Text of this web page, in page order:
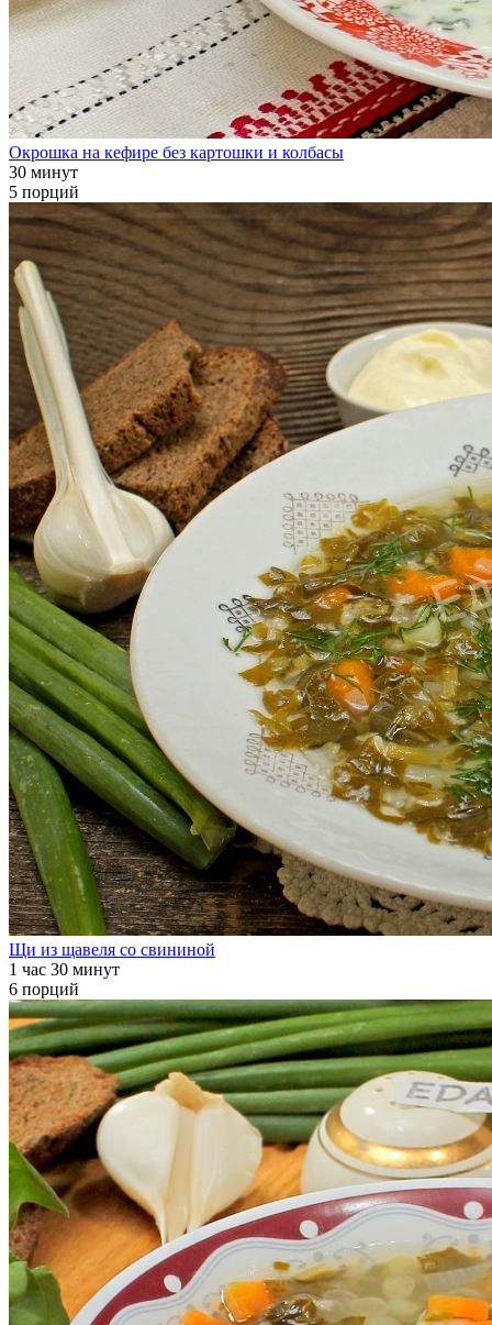
Окрошка на кефире без картошки и колбасы
30 минут
5 порций
Щи из щавеля со свининой
1 час 30 минут
6 порций